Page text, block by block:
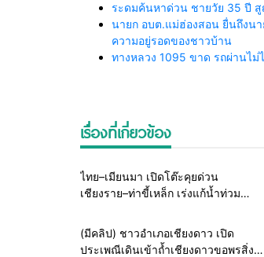
ระดมค้นหาด่วน ชายวัย 35 ปี
นายก อบต.แม่ฮ่องสอน ยื่นถึงน
ความอยู่รอดของชาวบ้าน
ทางหลวง 1095 ขาด รถผ่านไ
เรื่องที่เกี่ยวข้อง
Home รอบรั้วทั่วไทย
ไทย–เมียนมา เปิดโต๊ะคุยด่วน
เชียงราย–ท่าขี้เหล็ก เร่งแก้น้ำท่วม
นมา หวังลดผลกระทบประชาชนสองฝั่ง
สายธรรมะ-พระเครื่อง
(มีคลิป) ชาวอำเภอเชียงดาว เปิด
ประเพณีเดินเข้าถ้ำเชียงดาวขอพรสิ่ง